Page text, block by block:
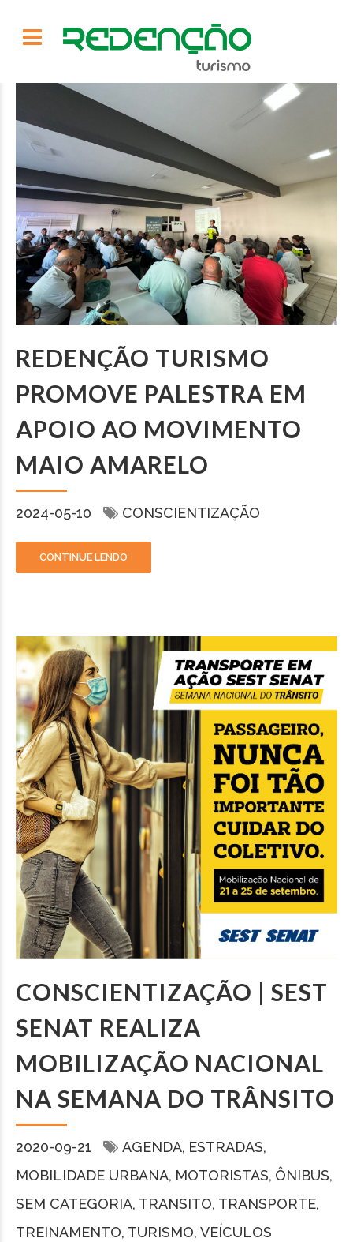
REDENÇÃO TURISMO
PROMOVE PALESTRA EM
APOIO AO MOVIMENTO
MAIO AMARELO
2024-05-10 CONSCIENTIZAÇÃO
CONTINUE LENDO
CONSCIENTIZAÇÃO | SEST
SENAT REALIZA
MOBILIZAÇÃO NACIONAL
NA SEMANA DO TRÂNSITO
2020-09-21 AGENDA ESTRADAS
MOBILIDADE URBANA MOTORISTAS ÔNIBUS
SEM CATEGORIA TRANSITO TRANSPORTE
TREINAMENTO TURISMO VEÍCULOS